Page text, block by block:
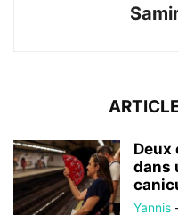
Deux
dans
Yannis